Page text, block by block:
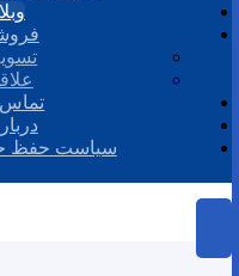
تماس
سیاست حفظ